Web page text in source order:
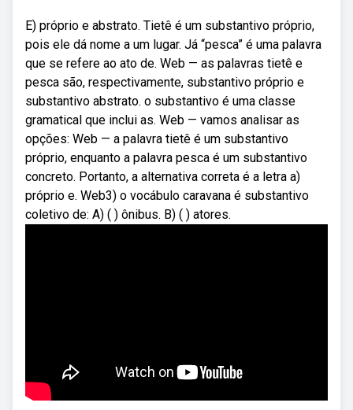
E) próprio e abstrato. Tietê é um substantivo próprio,
pois ele dá nome a um lugar. Já “pesca” é uma palavra
que se refere ao ato de. Web — as palavras tietê e
pesca são, respectivamente, substantivo próprio e
substantivo abstrato. o substantivo é uma classe
gramatical que inclui as. Web — vamos analisar as
opções: Web — a palavra tietê é um substantivo
próprio, enquanto a palavra pesca é um substantivo
concreto. Portanto, a alternativa correta é a letra a)
próprio e. Web3) o vocábulo caravana é substantivo
coletivo de: A) ( ) ônibus. B) ( ) atores.